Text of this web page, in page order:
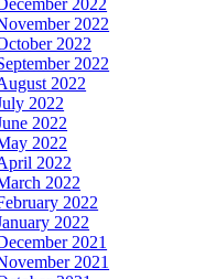
2022
2022
2022
2022
2022
2022
2022
2022
2022
2022
2022
2022
2021
2021